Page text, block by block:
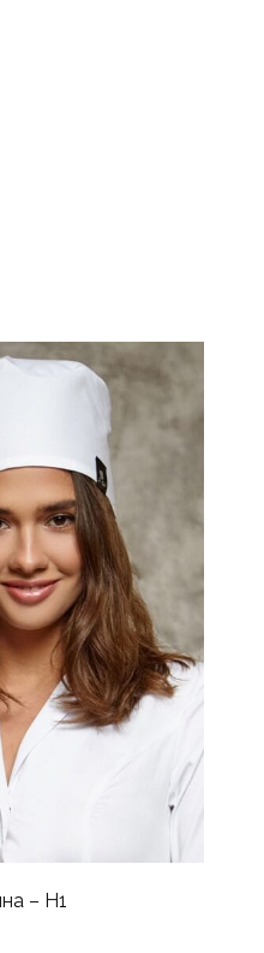
- сушити
– H1